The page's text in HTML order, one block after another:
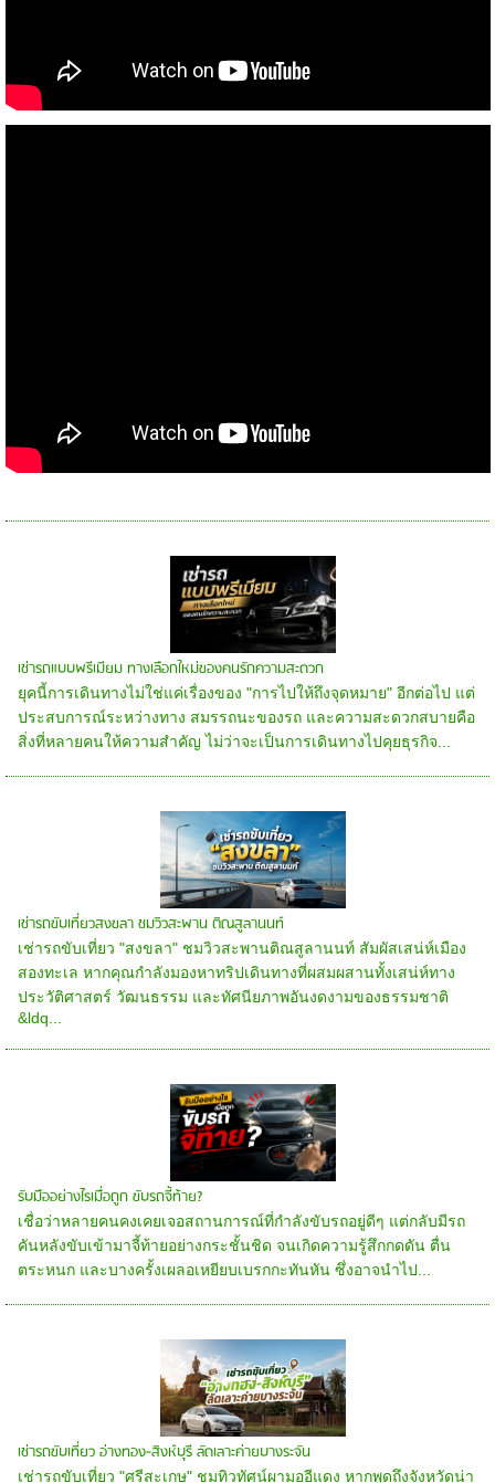
เช่ารถแบบพรีเมียม ทางเลือกใหม่ของคนรักความสะดวก
ยุคนี้การเดินทางไม่ใช่แค่เรื่องของ "การไปให้ถึงจุดหมาย" อีกต่อไป แต่
ประสบการณ์ระหว่างทาง สมรรถนะของรถ และความสะดวกสบายคือ
สิ่งที่หลายคนให้ความสำคัญ ไม่ว่าจะเป็นการเดินทางไปคุยธุรกิจ...
เช่ารถขับเที่ยวสงขลา ชมวิวสะพาน ติณสูลานนท์
เช่ารถขับเที่ยว "สงขลา" ชมวิวสะพานติณสูลานนท์ สัมผัสเสน่ห์เมือง
สองทะเล หากคุณกำลังมองหาทริปเดินทางที่ผสมผสานทั้งเสน่ห์ทาง
ประวัติศาสตร์ วัฒนธรรม และทัศนียภาพอันงดงามของธรรมชาติ
&ldq...
รับมืออย่างไรเมื่อถูก ขับรถจี้ท้าย?
เชื่อว่าหลายคนคงเคยเจอสถานการณ์ที่กำลังขับรถอยู่ดีๆ แต่กลับมีรถ
คันหลังขับเข้ามาจี้ท้ายอย่างกระชั้นชิด จนเกิดความรู้สึกกดดัน ตื่น
ตระหนก และบางครั้งเผลอเหยียบเบรกกะทันหัน ซึ่งอาจนำไป...
เช่ารถขับเที่ยว อ่างทอง-สิงห์บุรี ลัดเลาะค่ายบางระจัน
เช่ารถขับเที่ยว "ศรีสะเกษ" ชมทิวทัศน์ผามออีแดง หากพูดถึงจังหวัดน่า